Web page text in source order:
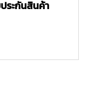
ระกันสินค้า